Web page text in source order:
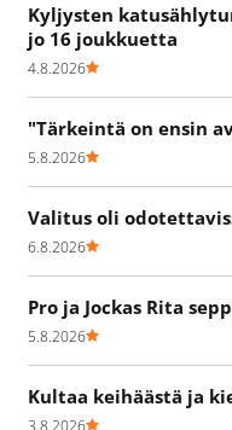
Kyljysten
jo 16 joukkuetta
4.8.2026
"Tärkeintä on ensin
5.8.2026
Valitus oli
6.8.2026
Pro ja Jockas Rita
5.8.2026
Kultaa keihäästä ja
3.8.2026